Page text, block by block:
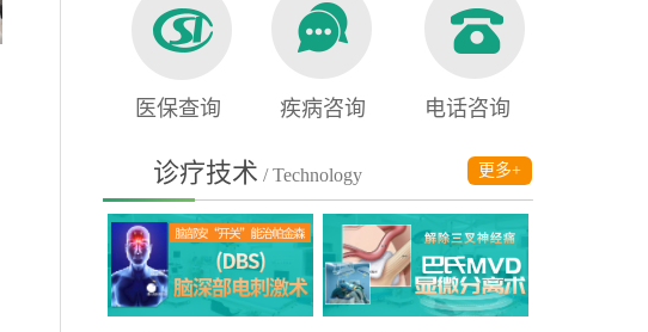
医保查询 疾病咨询 电话咨询
诊疗技术 / Technology 更多+